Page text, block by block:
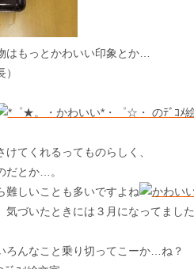
はもっとかわいい印象とか…
てくれるってものらしく、
だとか…。
難しいことも多いですよね
気づいたときには３月になってました
ろんなこと乗り切ってこーか…ね？